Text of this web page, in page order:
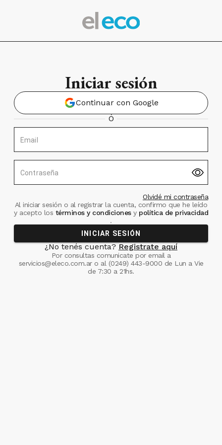
Iniciar sesión
Continuar con Google
Ó
Email
Contraseña
Olvidé mi contraseña
Al iniciar sesión o al registrar la cuenta, confirmo que he leído
y acepto los términos y condiciones ypolítica de privacidad
.
INICIAR SESIÓN
¿No tenés cuenta? Registrate aquí
Por consultas comunicate por email a
servicios@eleco.com.aro al (0249) 443-9000 de Lun a Vie
de 7:30 a 21hs.